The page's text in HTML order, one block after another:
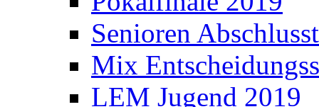
Senioren
Mix
LEM Jugend 2019